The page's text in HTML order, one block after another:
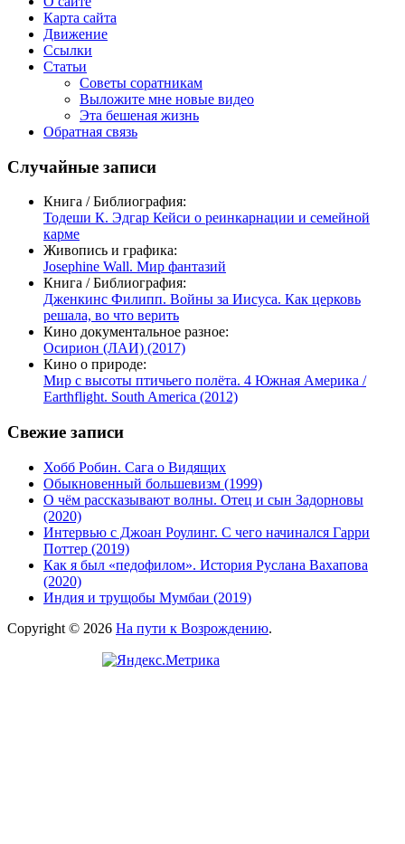
Карта сайта
Движение
Ссылки
Статьи
Советы соратникам
Выложите мне новые видео
Эта бешеная жизнь
Обратная связь
Случайные записи
Книга / Библиография:
Тодеши К. Эдгар Кейси о реинкарнации и семейной
карме
Живопись и графика:
Josephine Wall. Мир фантазий
Книга / Библиография:
Дженкинс Филипп. Войны за Иисуса. Как церковь
решала, во что верить
Кино документальное разное:
Осирион (ЛАИ) (2017)
Кино о природе:
Мир с высоты птичьего полёта. 4 Южная Америка /
Earthflight. South America (2012)
Свежие записи
Хобб Робин. Сага о Видящих
Обыкновенный большевизм (1999)
О чём рассказывают волны. Отец и сын Задорновы
(2020)
Интервью с Джоан Роулинг. С чего начинался Гарри
Поттер (2019)
Как я был «педофилом». История Руслана Вахапова
(2020)
Индия и трущобы Мумбаи (2019)
Copyright © 2026 На пути к Возрождению.